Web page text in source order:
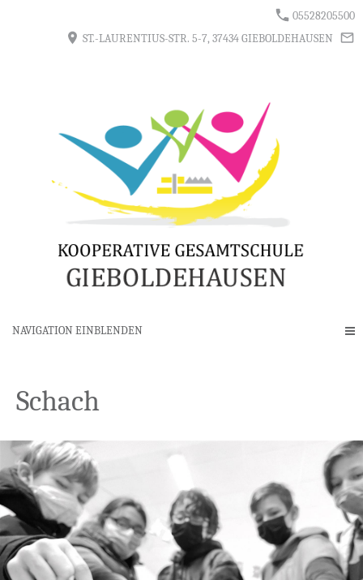
05528205500
ST.-LAURENTIUS-STR. 5-7, 37434 GIEBOLDEHAUSEN
NAVIGATION EINBLENDEN
Schach